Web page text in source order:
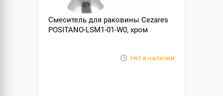
Смеситель для раковины Cezares
POSITANO-LSM1-01-W0, хром
Нет в наличии